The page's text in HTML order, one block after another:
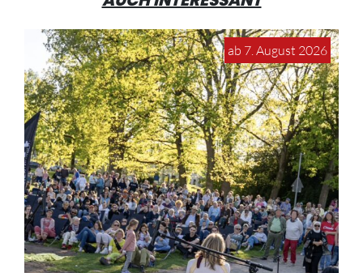
ab 7. August 2026